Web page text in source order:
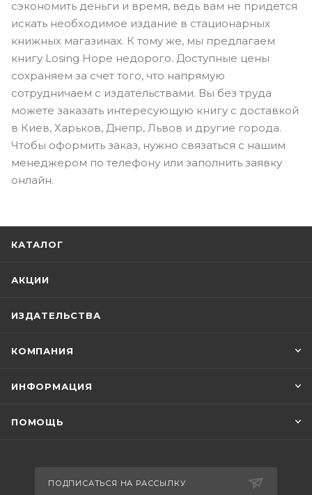
сэкономить деньги и время, ведь вам не придется
искать необходимое издание в стационарных
книжных магазинах. К тому же, мы предлагаем
книгу Losing Hope недорого. Доступные цены
сохраняем за счет того, что напрямую
сотрудничаем с издательствами. Вы без труда
можете заказать интересующую книгу с доставкой
в Киев, Харьков, Днепр, Львов и другие города.
Чтобы оформить заказ, нужно связаться с нашим
менеджером по телефону или заполнить заявку
онлайн.
КАТАЛОГ
АКЦИИ
ИЗДАТЕЛЬСТВА
КОМПАНИЯ
ИНФОРМАЦИЯ
ПОМОЩЬ
ПОДПИСАТЬСЯ НА РАССЫЛКУ